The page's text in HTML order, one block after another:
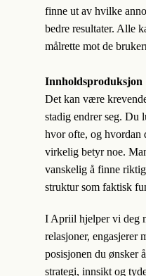
finne ut av hvilke
bedre resultater. Alle
målrette mot de
Innholdsproduksjon
Det kan være
stadig endrer seg. Du
hvor ofte, og hvordan
virkelig betyr noe.
vanskelig å finne
struktur som faktisk
I Apriil hjelper vi deg
relasjoner, engasjerer
posisjonen du ønsker
strategi, innsikt og